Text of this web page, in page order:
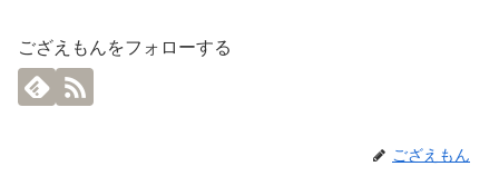
ござえもんをフォローする
ござえもん